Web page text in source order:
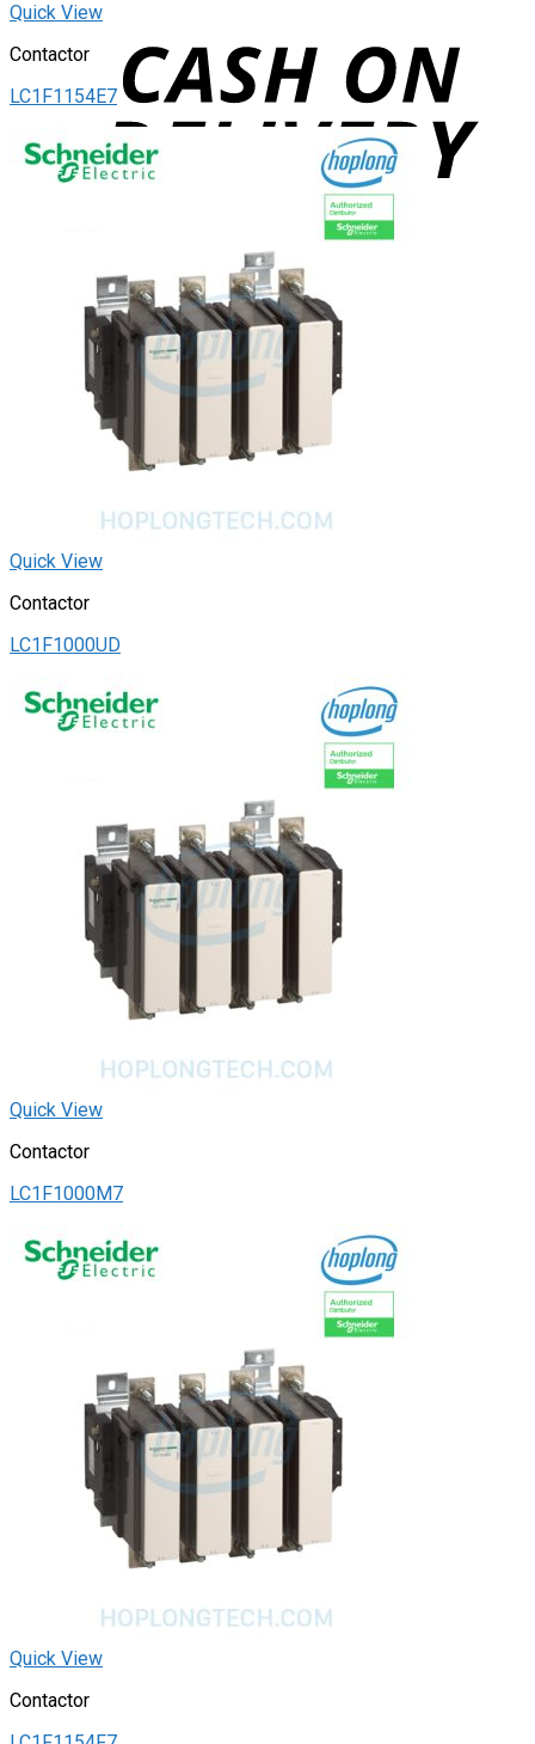
Quick View
Contactor
LC1F1154E7
Quick View
Contactor
LC1F1000UD
Quick View
Contactor
LC1F1000M7
Quick View
Contactor